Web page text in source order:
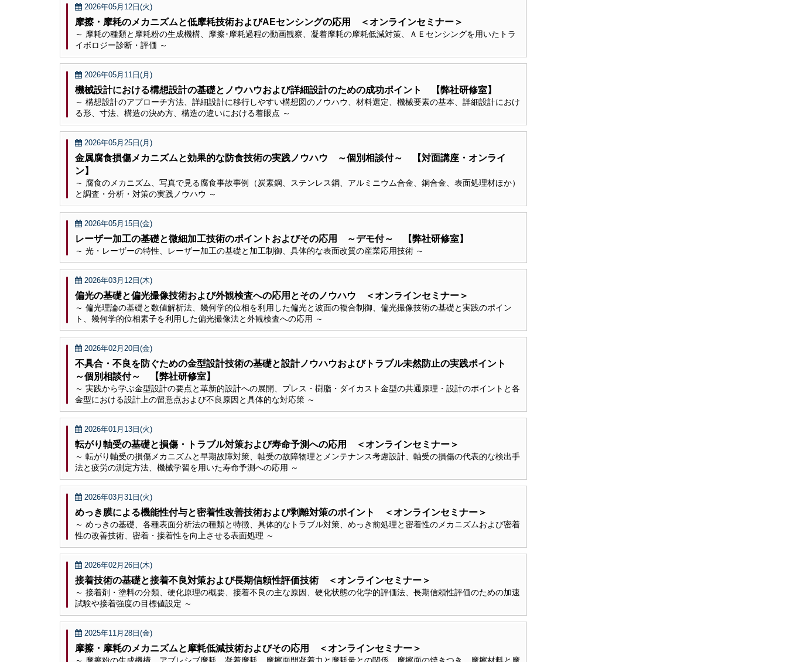
2026年05月12日(火)
摩擦・摩耗のメカニズムと低摩耗技術およびAEセンシングの応用 ＜オンラインセミナー＞
～ 摩耗の種類と摩耗粉の生成機構、摩擦･摩耗過程の動画観察、凝着摩耗の摩耗低減対策、ＡＥセンシングを用いたトラ
イボロジー診断・評価 ～
2026年05月11日(月)
機械設計における構想設計の基礎とノウハウおよび詳細設計のための成功ポイント 【弊社研修室】
～ 構想設計のアプローチ方法、詳細設計に移行しやすい構想図のノウハウ、材料選定、機械要素の基本、詳細設計におけ
る形、寸法、構造の決め方、構造の違いにおける着眼点 ～
2026年05月25日(月)
金属腐食損傷メカニズムと効果的な防食技術の実践ノウハウ ～個別相談付～ 【対面講座・オンライ
ン】
～ 腐食のメカニズム、写真で見る腐食事故事例（炭素鋼、ステンレス鋼、アルミニウム合金、銅合金、表面処理材ほか）
と調査・分析・対策の実践ノウハウ ～
2026年05月15日(金)
レーザー加工の基礎と微細加工技術のポイントおよびその応用 ～デモ付～ 【弊社研修室】
～ 光・レーザーの特性、レーザー加工の基礎と加工制御、具体的な表面改質の産業応用技術 ～
2026年03月12日(木)
偏光の基礎と偏光撮像技術および外観検査への応用とそのノウハウ ＜オンラインセミナー＞
～ 偏光理論の基礎と数値解析法、幾何学的位相を利用した偏光と波面の複合制御、偏光撮像技術の基礎と実践のポイン
ト、幾何学的位相素子を利用した偏光撮像法と外観検査への応用 ～
2026年02月20日(金)
不具合・不良を防ぐための金型設計技術の基礎と設計ノウハウおよびトラブル未然防止の実践ポイント
～個別相談付～ 【弊社研修室】
～ 実践から学ぶ金型設計の要点と革新的設計への展開、プレス・樹脂・ダイカスト金型の共通原理・設計のポイントと各
金型における設計上の留意点および不良原因と具体的な対応策 ～
2026年01月13日(火)
転がり軸受の基礎と損傷・トラブル対策および寿命予測への応用 ＜オンラインセミナー＞
～ 転がり軸受の損傷メカニズムと早期故障対策、軸受の故障物理とメンテナンス考慮設計、軸受の損傷の代表的な検出手
法と疲労の測定方法、機械学習を用いた寿命予測への応用 ～
2026年03月31日(火)
めっき膜による機能性付与と密着性改善技術および剥離対策のポイント ＜オンラインセミナー＞
～ めっきの基礎、各種表面分析法の種類と特徴、具体的なトラブル対策、めっき前処理と密着性のメカニズムおよび密着
性の改善技術、密着・接着性を向上させる表面処理 ～
2026年02月26日(木)
接着技術の基礎と接着不良対策および長期信頼性評価技術 ＜オンラインセミナー＞
～ 接着剤・塗料の分類、硬化原理の概要、接着不良の主な原因、硬化状態の化学的評価法、長期信頼性評価のための加速
試験や接着強度の目標値設定 ～
2025年11月28日(金)
摩擦・摩耗のメカニズムと摩耗低減技術およびその応用 ＜オンラインセミナー＞